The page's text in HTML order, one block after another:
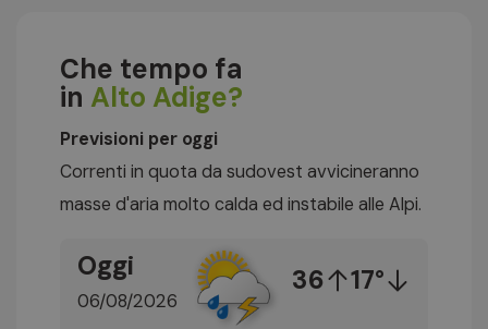
Che tempo fa
in Alto Adige?
Previsioni per oggi
Correnti in quota da sudovest avvicineranno
masse d'aria molto calda ed instabile alle Alpi.
Oggi
06/08/2026
36 17°